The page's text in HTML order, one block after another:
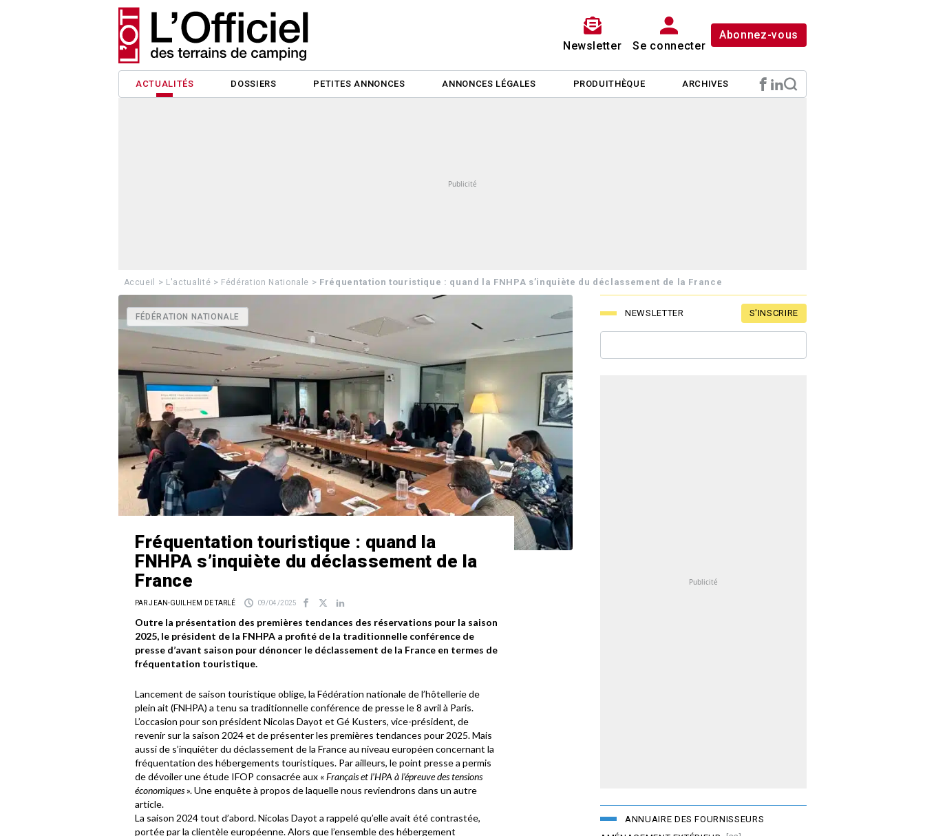
Newsletter Se connecter
Abonnez-vous
ACTUALITÉS DOSSIERS PETITES ANNONCES ANNONCES LÉGALES PRODUITHÈQUE ARCHIVES
Accueil > L'actualité > Fédération Nationale > Fréquentation touristique : quand la FNHPA s’inquiète du déclassement de la France
FÉDÉRATION NATIONALE
Fréquentation touristique : quand la
FNHPA s’inquiète du déclassement de la
France
PAR JEAN-GUILHEM DE TARLÉ 09/04/2025
Outre la présentation des premières tendances des réservations pour la saison
2025, le président de la FNHPA a profité de la traditionnelle conférence de
presse d’avant saison pour dénoncer le déclassement de la France en termes de
fréquentation touristique.
Lancement de saison touristique oblige, la Fédération nationale de l’hôtellerie de
plein ait (FNHPA) a tenu sa traditionnelle conférence de presse le 8 avril à Paris.
L’occasion pour son président Nicolas Dayot et Gé Kusters, vice-président, de
revenir sur la saison 2024 et de présenter les premières tendances pour 2025. Mais
aussi de s’inquiéter du déclassement de la France au niveau européen concernant la
fréquentation des hébergements touristiques. Par ailleurs, le point presse a permis
de dévoiler une étude IFOP consacrée aux «Français et l’HPA à l’épreuve des tensions
économiques». Une enquête à propos de laquelle nous reviendrons dans un autre
article.
La saison 2024 tout d’abord. Nicolas Dayot a rappelé qu’elle avait été contrastée,
portée par la clientèle européenne. Alors que l’ensemble des hébergement
NEWSLETTER S'INSCRIRE
ANNUAIRE DES FOURNISSEURS